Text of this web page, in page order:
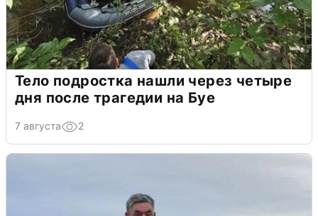
Тело подростка нашли через четыре
дня после трагедии на Буе
7 августа 2